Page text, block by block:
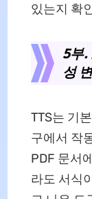
있는지 확
5부.
성
TTS는 기
구에서 작
PDF 문서
라도 서식